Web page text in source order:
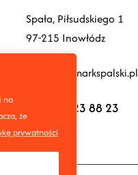
na
że
prywatności
Spała, Piłsudskiego 1
97-215 Inowłódz
biuro@jarmarkspalski.pl
+48 724 23 88 23